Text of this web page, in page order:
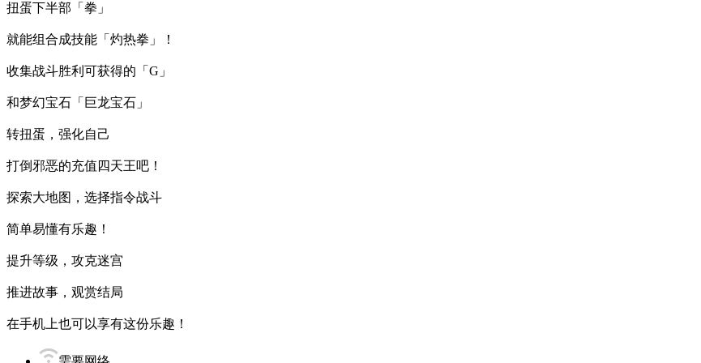
扭蛋下半部「拳」
就能组合成技能「灼热拳」！
收集战斗胜利可获得的「G」
和梦幻宝石「巨龙宝石」
转扭蛋，强化自己
打倒邪恶的充值四天王吧！
探索大地图，选择指令战斗
简单易懂有乐趣！
提升等级，攻克迷宫
推进故事，观赏结局
在手机上也可以享有这份乐趣！